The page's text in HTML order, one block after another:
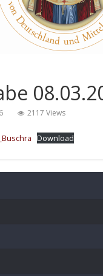
2117 Views
Download